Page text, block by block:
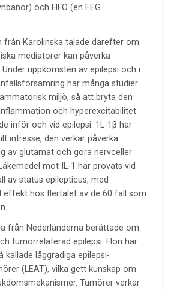
och HFO (en EEG
från Karolinska talade därefter om
mediatorer kan påverka
uppkomsten av epilepsi och i
har många studier
miljö, så att bryta den
och hyperexcitabilitet
inför och vid epilepsi. 1L-1β har
intresse, den verkar påverka
av glutamat och göra nervceller
mot IL-1 har provats vid
av status epilepticus, med
effekt hos flertalet av de 60 fall som
från Nederländerna berättade om
tumörrelaterad epilepsi. Hon har
kallade låggradiga epilepsi-
(LEAT), vilka gett kunskap om
Tumörer verkar